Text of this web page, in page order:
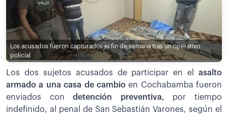
Los acusados fueron capturados el fin de semana tras un operativo
policial
Los dos sujetos acusados de participar en el asalto
armado a una casa de cambioen Cochabamba fueron
enviados condetención preventiva, por tiempo
indefinido, al penal de San Sebastián Varones, según el